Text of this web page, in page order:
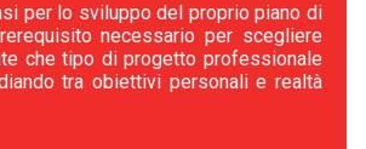
per lo sviluppo del proprio piano di
necessario per scegliere
che tipo di progetto professionale
tra obiettivi personali e realtà